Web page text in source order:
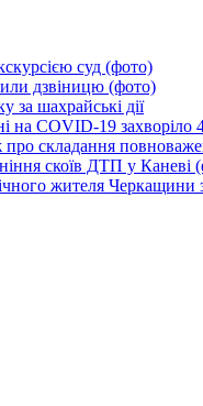
суд (фото)
дзвіницю (фото)
за шахрайські дії
COVID-19 захворіло
складання
скоїв ДТП у Каневі
жителя Черкащини